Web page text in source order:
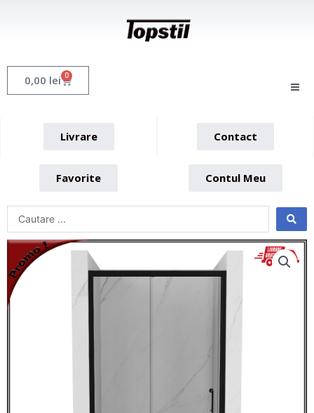
0,00 lei 0 Cart
Livrare Contact
Favorite Contul Meu